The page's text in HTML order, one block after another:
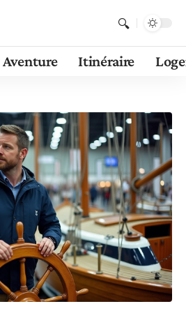
Aventure Itinéraire